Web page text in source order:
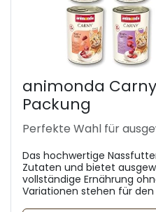
animonda
Packung
Perfekte Wahl für
Das hochwertige
Zutaten und bietet
vollständige Ernährung
Variationen stehen für